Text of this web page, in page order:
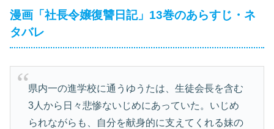
漫画「社長令嬢復讐日記」13巻のあらすじ・ネ
タバレ
県内一の進学校に通うゆうたは、生徒会長を含む
3人から日々悲惨ないじめにあっていた。いじめ
られながらも、自分を献身的に支えてくれる妹の